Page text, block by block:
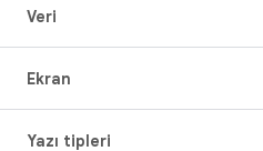
Veri
Ekran
Yazı tipleri